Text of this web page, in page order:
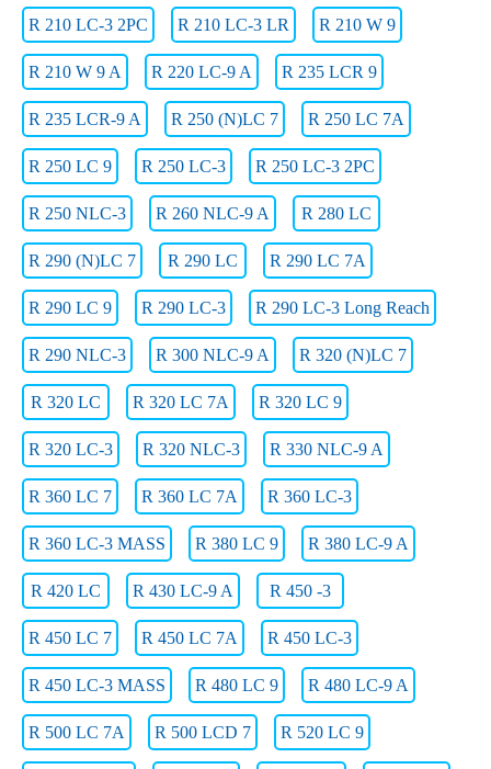
R 210 LC-3 2PC R 210 LC-3 LR R 210 W 9
R 210 W 9 A R 220 LC-9 A R 235 LCR 9
R 235 LCR-9 A R 250 (N)LC 7 R 250 LC 7A
R 250 LC 9 R 250 LC-3 R 250 LC-3 2PC
R 250 NLC-3 R 260 NLC-9 A R 280 LC
R 290 (N)LC 7 R 290 LC R 290 LC 7A
R 290 LC 9 R 290 LC-3 R 290 LC-3 Long Reach
R 290 NLC-3 R 300 NLC-9 A R 320 (N)LC 7
R 320 LC R 320 LC 7A R 320 LC 9
R 320 LC-3 R 320 NLC-3 R 330 NLC-9 A
R 360 LC 7 R 360 LC 7A R 360 LC-3
R 360 LC-3 MASS R 380 LC 9 R 380 LC-9 A
R 420 LC R 430 LC-9 A R 450 -3
R 450 LC 7 R 450 LC 7A R 450 LC-3
R 450 LC-3 MASS R 480 LC 9 R 480 LC-9 A
R 500 LC 7A R 500 LCD 7 R 520 LC 9